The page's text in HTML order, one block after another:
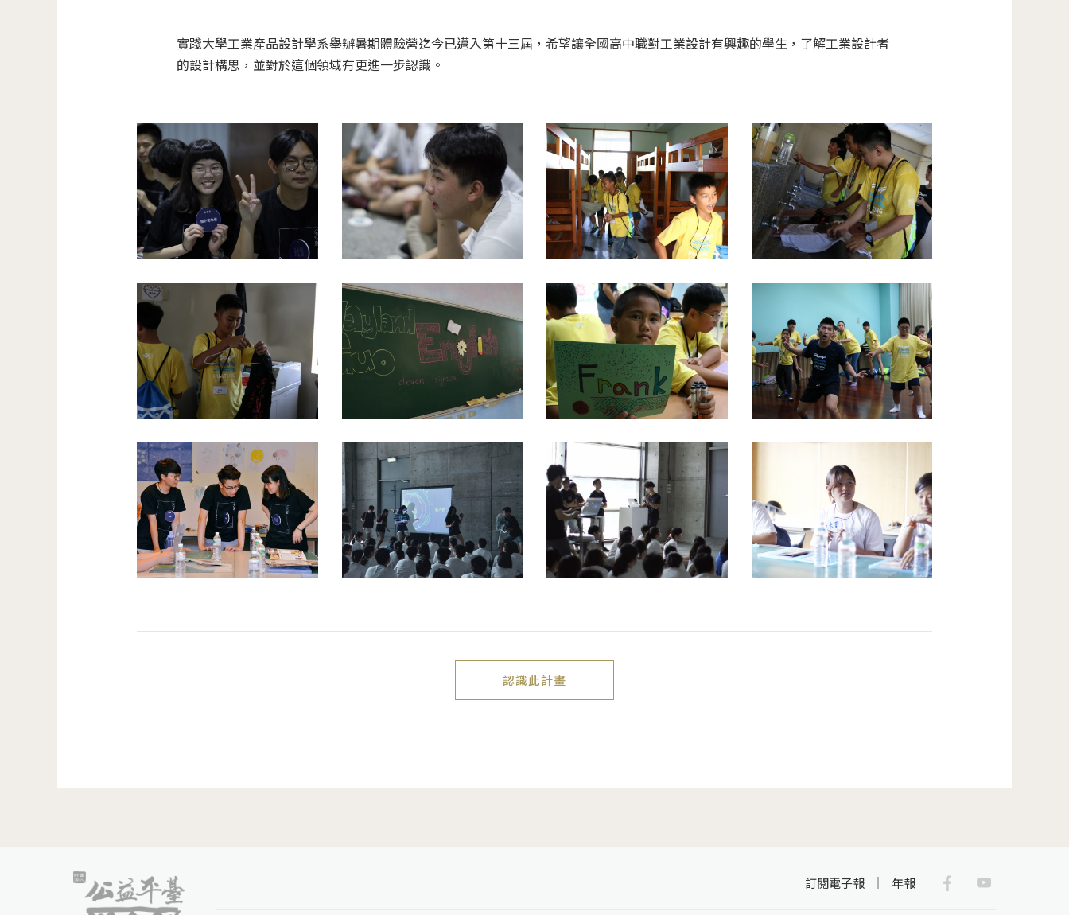
實踐大學工業產品設計學系舉辦暑期體驗營迄今已邁入第十三屆，希望讓全國高中職對工業設計有興趣的學生，了解工業設計者
的設計構思，並對於這個領域有更進一步認識。
認識此計畫
訂閱電子報 年報